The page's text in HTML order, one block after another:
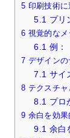
5 印刷技術
5.1 プリ
6 視覚的な
6.1 例：
7 デザイン
7.1 サイ
8 テクスチ
8.1 プロ
9 余白を効果
9.1 余白